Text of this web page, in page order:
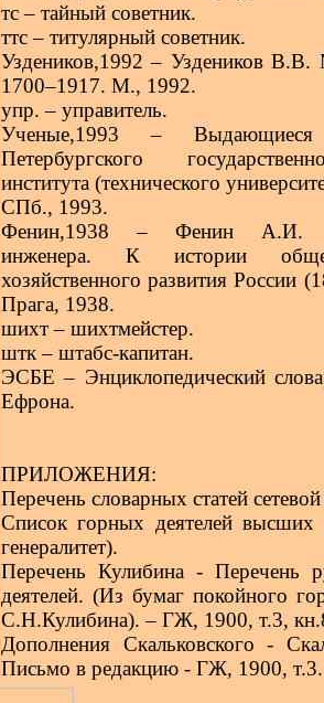
тс – тайный советник.
ттс – титулярный советник.
Уздеников,1992 – Уздеников В.В.
1700–1917. М., 1992.
упр. – управитель.
Ученые,1993 –
Петербургского
института (технического
СПб., 1993.
Фенин,1938 – Фенин А.И.
инженера. К истории
хозяйственного развития России
Прага, 1938.
шихт – шихтмейстер.
штк – штабс-капитан.
ЭСБЕ – Энциклопедический
Ефрона.
ПРИЛОЖЕНИЯ:
Перечень словарных статей
Список горных деятелей
генералитет).
Перечень Кулибина - Перечень
деятелей. (Из бумаг покойного
С.Н.Кулибина). – ГЖ, 1900, т.3,
Дополнения Скальковского -
Письмо в редакцию - ГЖ, 1900, т.3.